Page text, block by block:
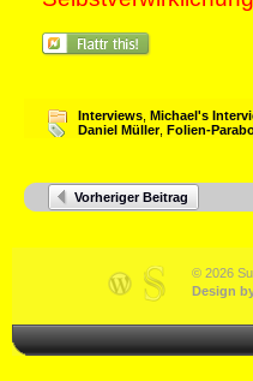
Interviews Michael's
Daniel Müller, Folien-
Vorheriger Beitrag
© 2026
Design